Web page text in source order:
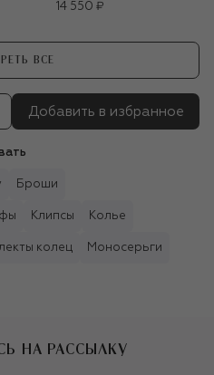
14 550 ₽
ВСЕ
Добавить в избранное
Броши
Клипсы Колье
колец Моносерьги
НА РАССЫЛКУ